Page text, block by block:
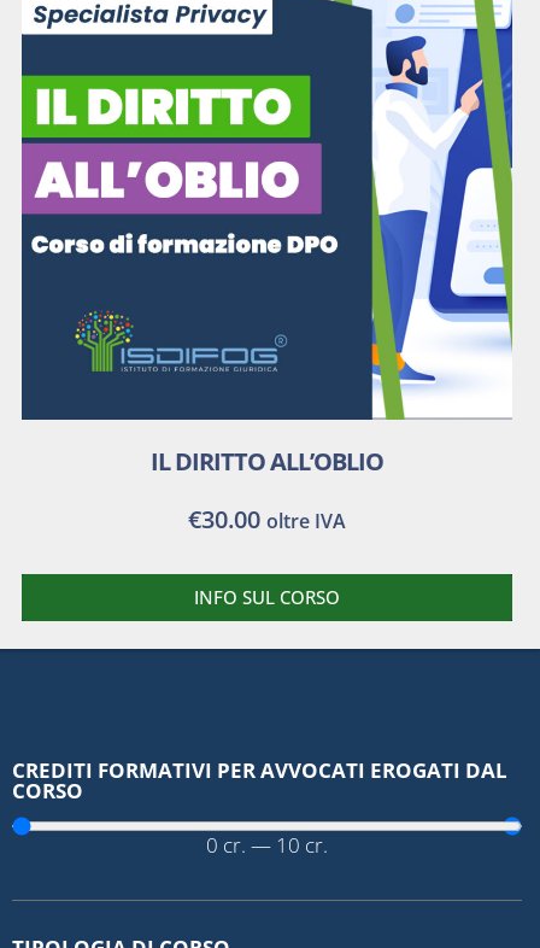
CREDITI FORMATIVI PER AVVOCATI EROGATI DAL
CORSO
0 cr. — 10 cr.
IL DIRITTO ALL’OBLIO
€30.00 oltre IVA
INFO SUL CORSO